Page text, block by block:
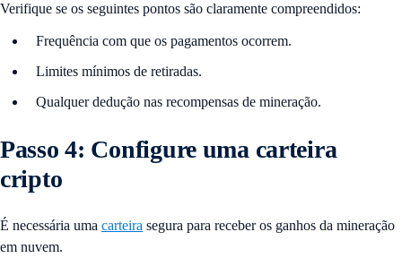
Verifique se os seguintes pontos são claramente compreendidos:
Frequência com que os pagamentos ocorrem.
Limites mínimos de retiradas.
Qualquer dedução nas recompensas de mineração.
Passo 4: Configure uma carteira
cripto
É necessária uma carteira segura para receber os ganhos da mineração
em nuvem.